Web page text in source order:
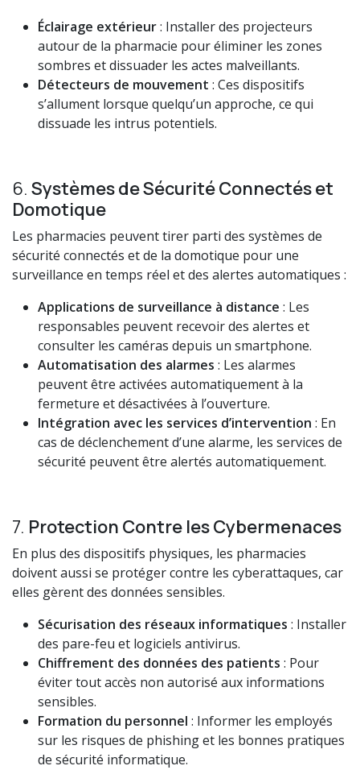
Éclairage extérieur: Installer des projecteurs
autour de la pharmacie pour éliminer les zones
sombres et dissuader les actes malveillants.
Détecteurs de mouvement : Ces dispositifs
s’allument lorsque quelqu’un approche, ce qui
dissuade les intrus potentiels.
6. Systèmes de Sécurité Connectés et
Domotique
Les pharmacies peuvent tirer parti des systèmes de
sécurité connectés et de la domotique pour une
surveillance en temps réel et des alertes automatiques :
Applications de surveillance à distance : Les
responsables peuvent recevoir des alertes et
consulter les caméras depuis un smartphone.
Automatisation des alarmes : Les alarmes
peuvent être activées automatiquement à la
fermeture et désactivées à l’ouverture.
Intégration avec les services d’intervention : En
cas de déclenchement d’une alarme, les services de
sécurité peuvent être alertés automatiquement.
7. Protection Contre les Cybermenaces
En plus des dispositifs physiques, les pharmacies
doivent aussi se protéger contre les cyberattaques, car
elles gèrent des données sensibles.
Sécurisation des réseaux informatiques : Installer
des pare-feu et logiciels antivirus.
Chiffrement des données des patients : Pour
éviter tout accès non autorisé aux informations
sensibles.
Formation du personnel : Informer les employés
sur les risques de phishing et les bonnes pratiques
de sécurité informatique.